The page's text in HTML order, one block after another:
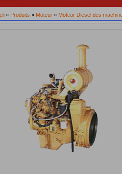
» Produits » Moteur» Moteur Diesel des